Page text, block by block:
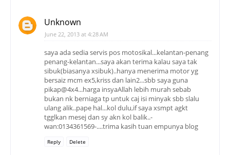
Unknown
June 22, 2013 at 4:28 AM
saya ada sedia servis pos motosikal...kelantan-penang
penang-kelantan...saya akan terima kalau saya tak
sibuk(biasanya xsibuk)..hanya menerima motor yg
bersaiz mcm ex5,kriss dan lain2...sbb saya guna
pikap@4x4...harga insyaAllah lebih murah sebab
bukan nk berniaga tp untuk caj isi minyak sbb slalu
ulang alik..pape hal...kol dulu,if saya xsmpt agkt
tgglkan mesej dan sy akn kol balik..-
wan:0134361569-....trima kasih tuan empunya blog
Reply Delete